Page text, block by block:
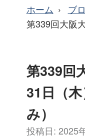
ホーム
ブ
第339回大阪
第339回
31日（
み）
投稿日: 2025